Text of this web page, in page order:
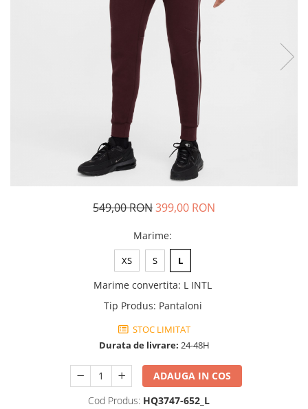
549,00 RON399,00 RON
Marime:
XS S L
Marime convertita: L INTL
Tip Produs: Pantaloni
STOC LIMITAT
Durata de livrare: 24-48H
ADAUGA IN COS
Cod Produs: HQ3747-652_L